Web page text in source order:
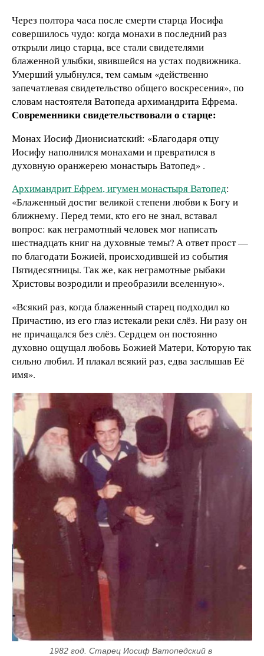
Через полтора часа после смерти старца Иосифа
совершилось чудо: когда монахи в последний раз
открыли лицо старца, все стали свидетелями
блаженной улыбки, явившейся на устах подвижника.
Умерший улыбнулся, тем самым «действенно
запечатлевая свидетельство общего воскресения», по
словам настоятеля Ватопеда архимандрита Ефрема.
Современники свидетельствовали о старце:
Монах Иосиф Дионисиатский: «Благодаря отцу
Иосифу наполнился монахами и превратился в
духовную оранжерею монастырь Ватопед» .
Архимандрит Ефрем, игумен монастыря Ватопед:
«Блаженный достиг великой степени любви к Богу и
ближнему. Перед теми, кто его не знал, вставал
вопрос: как неграмотный человек мог написать
шестнадцать книг на духовные темы? А ответ прост —
по благодати Божией, происходившей из события
Пятидесятницы. Так же, как неграмотные рыбаки
Христовы возродили и преобразили вселенную».
«Всякий раз, когда блаженный старец подходил ко
Причастию, из его глаз истекали реки слёз. Ни разу он
не причащался без слёз. Сердцем он постоянно
духовно ощущал любовь Божией Матери, Которую так
сильно любил. И плакал всякий раз, едва заслышав Её
имя».
1982 год. Старец Иосиф Ватопедский в